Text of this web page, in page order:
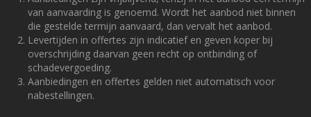
van aanvaarding is genoemd. Wordt het aanbod niet binnen
die gestelde termijn aanvaard, dan vervalt het aanbod.
Levertijden in offertes zijn indicatief en geven koper bij
overschrijding daarvan geen recht op ontbinding of
schadevergoeding.
Aanbiedingen en offertes gelden niet automatisch voor
nabestellingen.